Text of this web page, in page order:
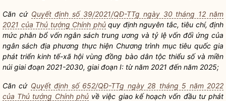
Căn cứ Quyết định số 39/2021/QĐ-TTg ngày 30 tháng 12 năm
2021 của Thủ tướng Chính phủquy định nguyên tắc, tiêu chí, định
mức phân bổ vốn ngân sách trung ương và tỷ lệ vốn đối ứng của
ngân sách địa phương thực hiện Chương trình mục tiêu quốc gia
phát triển kinh tế-xã hội vùng đồng bào dân tộcthiểu số và miền
núi giai đoạn 2021-2030, giai đoạn I: từ năm 2021 đến năm 2025;
Căn cứ Quyết định số 652/QĐ-TTg ngày 28 tháng 5 năm 2022
của Thủ tướng Chính phủvề việc giao kế hoạch vốn đầu tư phát